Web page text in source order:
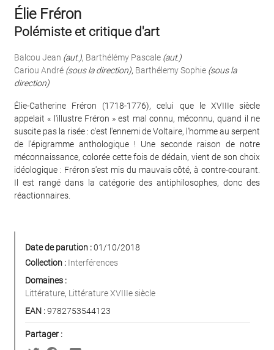
Élie Fréron
Polémiste et critique d'art
Balcou Jean (aut.), Barthélémy Pascale (aut.)
Cariou André (sous la direction), Barthélemy Sophie (sous la
direction)
Élie-Catherine Fréron (1718-1776), celui que le XVIIIe siècle
appelait « l'illustre Fréron » est mal connu, méconnu, quand il ne
suscite pas la risée : c'est l'ennemi de Voltaire, l'homme au serpent
de l'épigramme anthologique ! Une seconde raison de notre
méconnaissance, colorée cette fois de dédain, vient de son choix
idéologique : Fréron s'est mis du mauvais côté, à contre-courant.
Il est rangé dans la catégorie des antiphilosophes, donc des
réactionnaires.
Date de parution :01/10/2018
Collection : Interférences
Domaines :
Littérature, Littérature XVIIIe siècle
EAN :9782753544123
Partager :